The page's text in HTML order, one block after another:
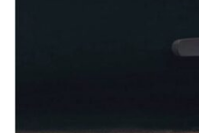
نقش مهمی در افزایش